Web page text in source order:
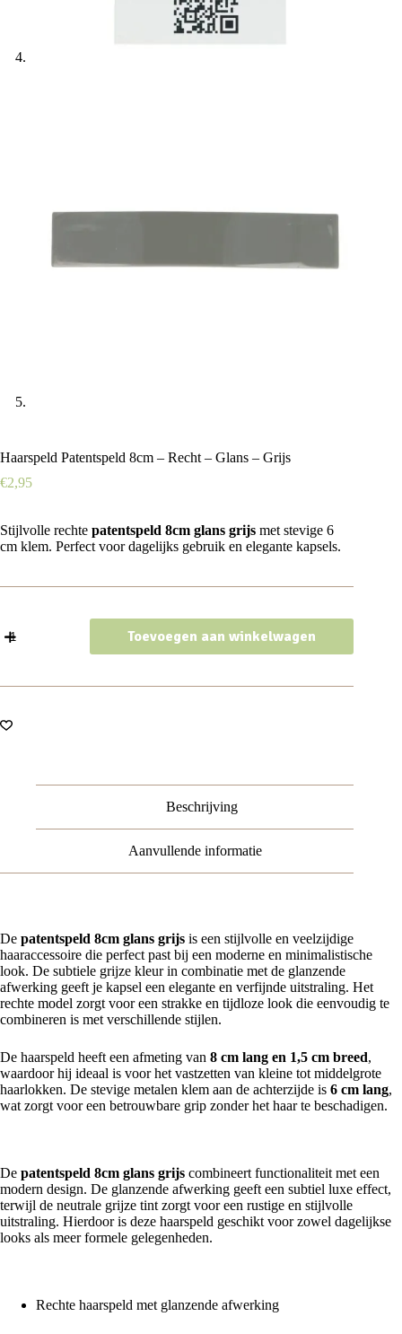
Haarspeld Patentspeld 8cm – Recht – Glans – Grijs
€2,95
Stijlvolle rechte patentspeld 8cm glans grijs met stevige 6
cm klem. Perfect voor dagelijks gebruik en elegante kapsels.
Patentspeld
Recht
Glans
–
Toevoegen aan winkelwagen
Beschrijving
Aanvullende informatie
De patentspeld 8cm glans grijs is een stijlvolle en veelzijdige
haaraccessoire die perfect past bij een moderne en minimalistische
look. De subtiele grijze kleur in combinatie met de glanzende
afwerking geeft je kapsel een elegante en verfijnde uitstraling. Het
rechte model zorgt voor een strakke en tijdloze look die eenvoudig te
combineren is met verschillende stijlen.
De haarspeld heeft een afmeting van 8 cm lang en 1,5 cm breed,
waardoor hij ideaal is voor het vastzetten van kleine tot middelgrote
haarlokken. De stevige metalen klem aan de achterzijde is 6 cm lang,
wat zorgt voor een betrouwbare grip zonder het haar te beschadigen.
De patentspeld 8cm glans grijs combineert functionaliteit met een
modern design. De glanzende afwerking geeft een subtiel luxe effect,
terwijl de neutrale grijze tint zorgt voor een rustige en stijlvolle
uitstraling. Hierdoor is deze haarspeld geschikt voor zowel dagelijkse
looks als meer formele gelegenheden.
Rechte haarspeld met glanzende afwerking